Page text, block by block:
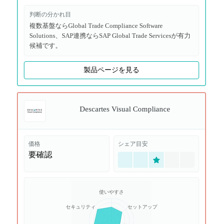
判断の分かれ目
複数基盤ならGlobal Trade Compliance Software
Solutions、SAP連携ならSAP Global Trade Servicesが有力
候補です。
製品ページを見る
Descartes Visual Compliance
価格
要確認
シェア目安
使いやすさ
セットアップ
セキュリティ